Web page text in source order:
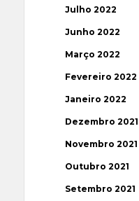
Julho 2022
Junho 2022
Março 2022
Fevereiro 2022
Janeiro 2022
Dezembro 2021
Novembro 2021
Outubro 2021
Setembro 2021